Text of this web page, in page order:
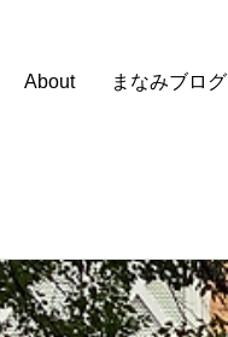
About まなみブログ